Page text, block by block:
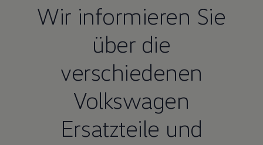
Wir informieren Sie
über die
verschiedenen
Volkswagen
Ersatzteile und